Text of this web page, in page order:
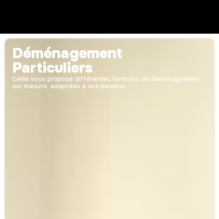
Déménagement
Particuliers
Caille vous propose différentes formules de déménagement
sur mesure, adaptées à vos besoins